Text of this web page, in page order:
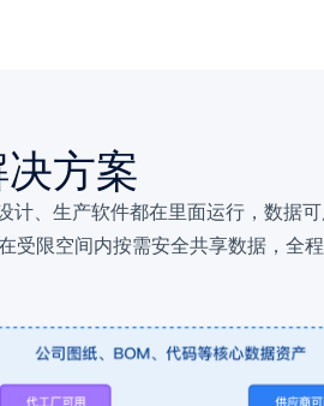
方案
、生产软件都在里面运行，数据
限空间内按需安全共享数据，全